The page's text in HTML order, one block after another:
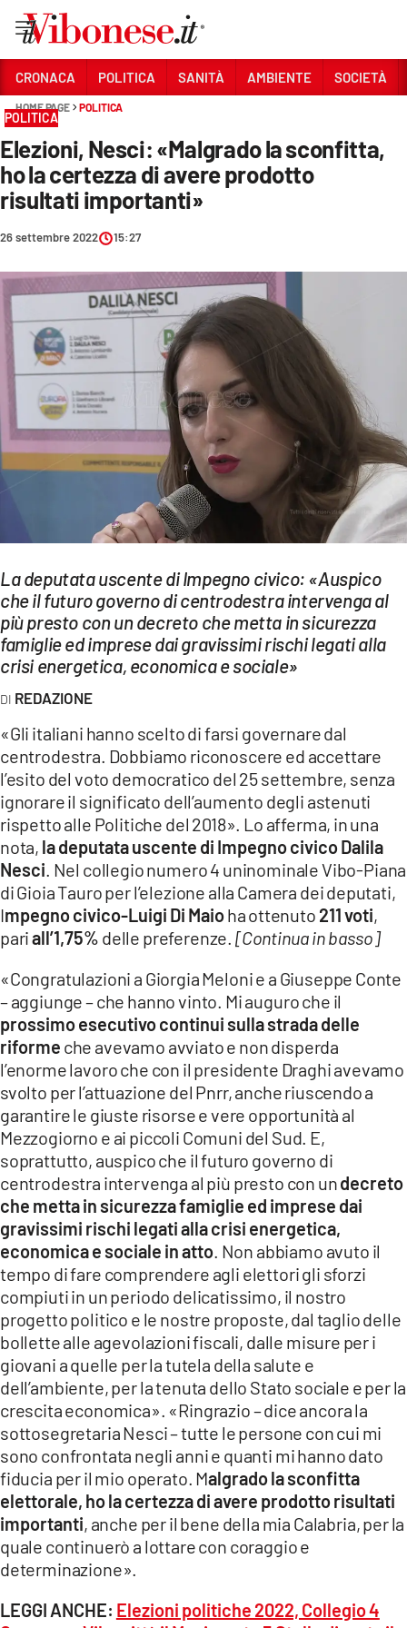
Sezioni
CRONACA
POLITICA
SOCIETÀ
CULTURA
ECONOMIA E LAVORO
EVENTI
SPORT
LAC TV
LAC NETWORK
LAC ONAIR
LaC
LACTV.IT
LACONAIR.IT
LACITYMAG.IT
ILREGGINO.IT
COSENZACHANNEL.IT
CATANZAROCHANNEL.IT
LACAPITALENEWS.IT
App
ANDROID
APPLE
CRONACA POLITICA SANITÀ AMBIENTE SOCIETÀ
HOME PAGE POLITICA
POLITICA
Elezioni, Nesci: «Malgrado la sconfitta,
ho la certezza di avere prodotto
risultati importanti»
26 settembre 2022 15:27
La deputata uscente di Impegno civico: «Auspico
che il futuro governo di centrodestra intervenga al
più presto con un decreto che metta in sicurezza
famiglie ed imprese dai gravissimi rischi legati alla
crisi energetica, economica e sociale»
REDAZIONE
«Gli italiani hanno scelto di farsi governare dal
centrodestra. Dobbiamo riconoscere ed accettare
l’esito del voto democratico del 25 settembre, senza
ignorare il significato dell’aumento degli astenuti
rispetto alle Politiche del 2018». Lo afferma, in una
nota, la deputata uscente di Impegno civico Dalila
Nesci . Nel collegio numero 4 uninominale Vibo-Piana
di Gioia Tauro per l’elezione alla Camera dei deputati,
Impegno civico-Luigi Di Maioha ottenuto 211 voti,
pariall’1,75% delle preferenze. [Continua in basso]
«Congratulazioni a Giorgia Meloni e a Giuseppe Conte
– aggiunge – che hanno vinto. Mi auguro che il
prossimo esecutivo continui sulla strada delle
riforme che avevamo avviato e non disperda
l’enorme lavoro che con il presidente Draghi avevamo
svolto per l’attuazione del Pnrr, anche riuscendo a
garantire le giuste risorse e vere opportunità al
Mezzogiorno e ai piccoli Comuni del Sud. E,
soprattutto, auspico che il futuro governo di
centrodestra intervenga al più presto con undecreto
che metta in sicurezza famiglie ed imprese dai
gravissimi rischi legati alla crisi energetica,
economica e sociale in atto . Non abbiamo avuto il
tempo di fare comprendere agli elettori gli sforzi
compiuti in un periodo delicatissimo, il nostro
progetto politico e le nostre proposte, dal taglio delle
bollette alle agevolazioni fiscali, dalle misure per i
giovani a quelle per la tutela della salute e
dell’ambiente, per la tenuta dello Stato sociale e per la
crescita economica». «Ringrazio – dice ancora la
sottosegretaria Nesci – tutte le persone con cui mi
sono confrontata negli anni e quanti mi hanno dato
fiducia per il mio operato. Malgrado la sconfitta
elettorale, ho la certezza di avere prodotto risultati
importanti, anche per il bene della mia Calabria, per la
quale continuerò a lottare con coraggio e
determinazione».
LEGGI ANCHE: Elezioni politiche 2022, Collegio 4